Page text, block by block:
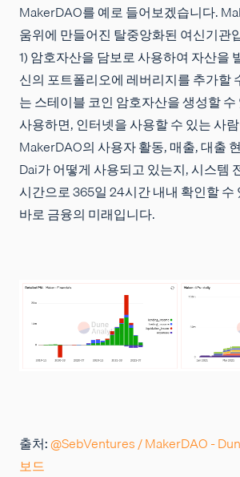
MakerDAO를 예로 들어보겠습니다.
움위에 만들어진 탈중앙화된 여신기관
1) 암호자산을 담보로 사용하여 자산을
신의 포트폴리오에 레버리지를 추가할
는 스테이블 코인 암호자산을 생성할
사용하면, 인터넷을 사용할 수 있는 사
MakerDAO의 사용자 활동, 매출, 대출
Dai가 어떻게 사용되고 있는지, 시스템
시간으로 365일 24시간 내내 확인할 수
바로 금융의 미래입니다.
출처:@SebVentures / MakerDAO -
보드